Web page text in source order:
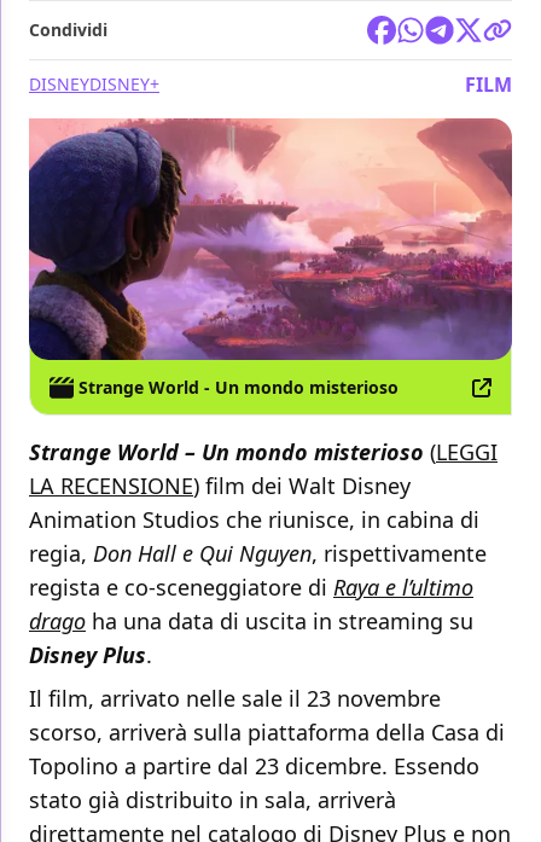
Condividi
DISNEYDISNEY+ FILM
Strange World - Un mondo misterioso
Strange World – Un mondo misterioso (LEGGI
LA RECENSIONE) film dei Walt Disney
Animation Studios che riunisce, in cabina di
regia, Don Hall e Qui Nguyen, rispettivamente
regista e co-sceneggiatore di Raya e l’ultimo
drago ha una data di uscita in streaming su
Disney Plus.
Il film, arrivato nelle sale il 23 novembre
scorso, arriverà sulla piattaforma della Casa di
Topolino a partire dal 23 dicembre. Essendo
stato già distribuito in sala, arriverà
direttamente nel catalogo di Disney Plus e non